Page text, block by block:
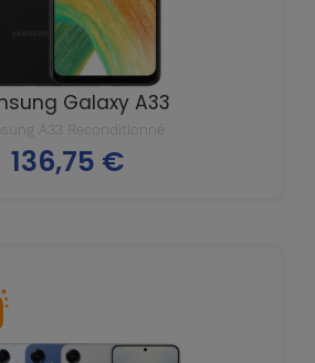
Galaxy A33
A33 Reconditionné
Prix
136,75 €